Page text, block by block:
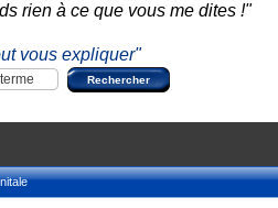
rien à ce que vous me dites !"
vous expliquer"